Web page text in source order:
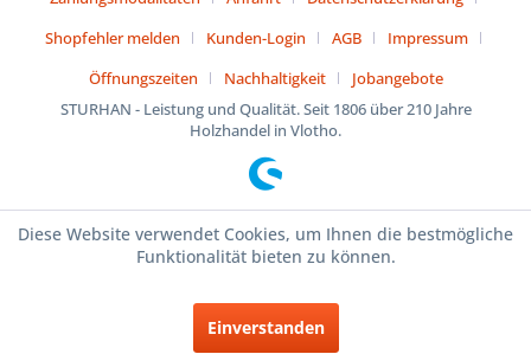
Shopfehler melden
Kunden-Login AGB
Impressum
Öffnungszeiten
Nachhaltigkeit
Jobangebote
STURHAN - Leistung und Qualität. Seit 1806 über 210 Jahre
Holzhandel in Vlotho.
Diese Website verwendet Cookies, um Ihnen die bestmögliche
Funktionalität bieten zu können.
Einverstanden